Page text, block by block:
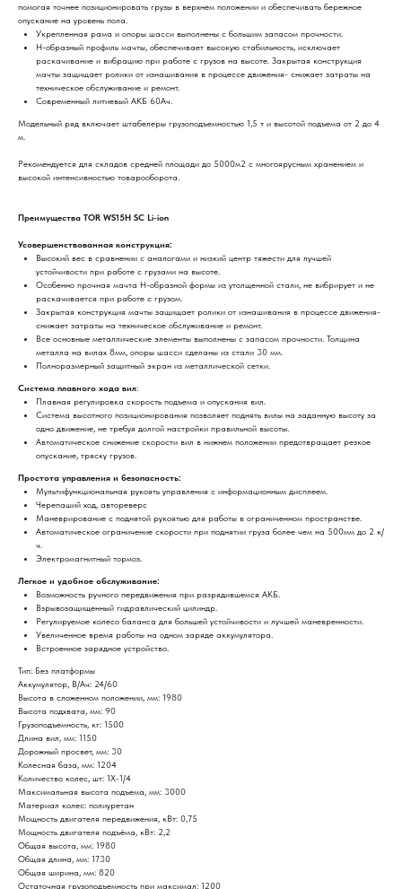
помогая точнее позиционировать грузы в верхнем положении и обеспечивать бережное
опускание на уровень пола.
Укрепленная рама и опоры шасси выполнены с большим запасом прочности.
Н-образный профиль мачты, обеспечивает высокую стабильность, исключает
раскачивание и вибрацию при работе с грузов на высоте. Закрытая конструкция
мачты защищает ролики от изнашивания в процессе движения- снижает затраты на
техническое обслуживание и ремонт.
Современный литиевый АКБ 60Ач.
Модельный ряд включает штабелеры грузоподъемностью 1,5 т и высотой подъема от 2 до 4
м.
Рекомендуется для складов средней площади до 5000м2 с многоярусным хранением и
высокой интенсивностью товарооборота.
Преимущества TOR WS15H SC Li-ion
Усовершенствованная конструкция:
Высокий вес в сравнении с аналогами и низкий центр тяжести для лучшей
устойчивости при работе с грузами на высоте.
Особенно прочная мачта H-образной формы из утолщенной стали, не вибрирует и не
раскачивается при работе с грузом.
Закрытая конструкция мачты защищает ролики от изнашивания в процессе движения-
снижает затраты на техническое обслуживание и ремонт.
Все основные металлические элементы выполнены с запасом прочности. Толщина
металла на вилах 8мм, опоры шасси сделаны из стали 30 мм.
Полноразмерный защитный экран из металлической сетки.
Система плавного хода вил:
Плавная регулировка скорость подъема и опускания вил.
Система высотного позиционирования позволяет поднять вилы на заданную высоту за
одно движение, не требуя долгой настройки правильной высоты.
Автоматическое снижение скорости вил в нижнем положении предотвращает резкое
опускание, тряску грузов.
Простота управления и безопасность:
Мультифункциональная рукоять управления с информационным дисплеем.
Черепаший ход, автореверс
Маневрирование с поднятой рукоятью для работы в ограниченном пространстве.
Автоматическое ограничение скорости при поднятии груза более чем на 500мм до 2 к/
ч.
Электромагнитный тормоз.
Легкое и удобное обслуживание:
Возможность ручного передвижения при разрядившемся АКБ.
Взрывозащищенный гидравлический цилиндр.
Регулируемое колесо баланса для большей устойчивости и лучшей маневренности.
Увеличенное время работы на одном заряде аккумулятора.
Встроенное зарядное устройство.
Тип: Без платформы
Аккумулятор, В/Ач: 24/60
Высота в сложенном положении, мм: 1980
Высота подхвата, мм: 90
Грузоподъемность, кг: 1500
Длина вил, мм: 1150
Дорожный просвет, мм: 30
Колесная база, мм: 1204
Количество колес, шт: 1X-1/4
Максимальная высота подъема, мм: 3000
Материал колес: полиуретан
Мощность двигателя передвижения, кВт: 0,75
Мощность двигателя подъёма, кВт: 2,2
Общая высота, мм: 1980
Общая длина, мм: 1730
Общая ширина, мм: 820
Остаточная грузоподъемность при максимал: 1200